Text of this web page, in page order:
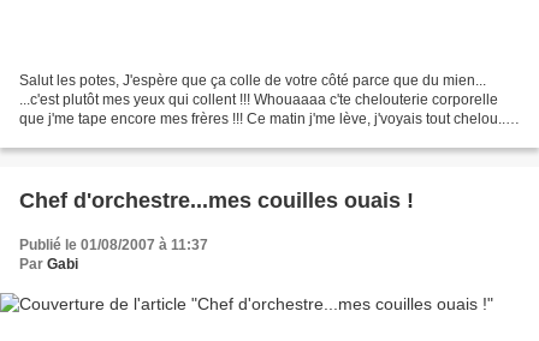
Salut les potes, J'espère que ça colle de votre côté parce que du mien...
...c'est plutôt mes yeux qui collent !!! Whouaaaa c'te chelouterie corporelle
que j'me tape encore mes frères !!! Ce matin j'me lève, j'voyais tout chelou...
Chef d'orchestre...mes couilles ouais !
Publié le 01/08/2007 à 11:37
Par Gabi